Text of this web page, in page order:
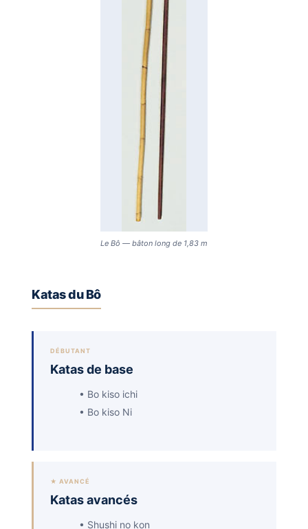
Le Bô — bâton long de 1,83 m
Katas du Bô
DÉBUTANT
Katas de base
• Bo kiso ichi
• Bo kiso Ni
★ AVANCÉ
Katas avancés
• Shushi no kon